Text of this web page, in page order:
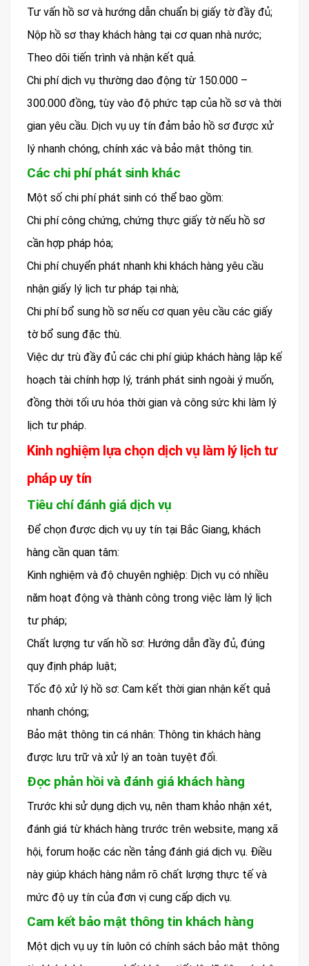
Tư vấn hồ sơ và hướng dẫn chuẩn bị giấy tờ đầy đủ;
Nộp hồ sơ thay khách hàng tại cơ quan nhà nước;
Theo dõi tiến trình và nhận kết quả.
Chi phí dịch vụ thường dao động từ 150.000 –
300.000 đồng, tùy vào độ phức tạp của hồ sơ và thời
gian yêu cầu. Dịch vụ uy tín đảm bảo hồ sơ được xử
lý nhanh chóng, chính xác và bảo mật thông tin.
Các chi phí phát sinh khác
Một số chi phí phát sinh có thể bao gồm:
Chi phí công chứng, chứng thực giấy tờ nếu hồ sơ
cần hợp pháp hóa;
Chi phí chuyển phát nhanh khi khách hàng yêu cầu
nhận giấy lý lịch tư pháp tại nhà;
Chi phí bổ sung hồ sơ nếu cơ quan yêu cầu các giấy
tờ bổ sung đặc thù.
Việc dự trù đầy đủ các chi phí giúp khách hàng lập kế
hoạch tài chính hợp lý, tránh phát sinh ngoài ý muốn,
đồng thời tối ưu hóa thời gian và công sức khi làm lý
lịch tư pháp.
Kinh nghiệm lựa chọn dịch vụ làm lý lịch tư
pháp uy tín
Tiêu chí đánh giá dịch vụ
Để chọn được dịch vụ uy tín tại Bắc Giang, khách
hàng cần quan tâm:
Kinh nghiệm và độ chuyên nghiệp: Dịch vụ có nhiều
năm hoạt động và thành công trong việc làm lý lịch
tư pháp;
Chất lượng tư vấn hồ sơ: Hướng dẫn đầy đủ, đúng
quy định pháp luật;
Tốc độ xử lý hồ sơ: Cam kết thời gian nhận kết quả
nhanh chóng;
Bảo mật thông tin cá nhân: Thông tin khách hàng
được lưu trữ và xử lý an toàn tuyệt đối.
Đọc phản hồi và đánh giá khách hàng
Trước khi sử dụng dịch vụ, nên tham khảo nhận xét,
đánh giá từ khách hàng trước trên website, mạng xã
hội, forum hoặc các nền tảng đánh giá dịch vụ. Điều
này giúp khách hàng nắm rõ chất lượng thực tế và
mức độ uy tín của đơn vị cung cấp dịch vụ.
Cam kết bảo mật thông tin khách hàng
Một dịch vụ uy tín luôn có chính sách bảo mật thông